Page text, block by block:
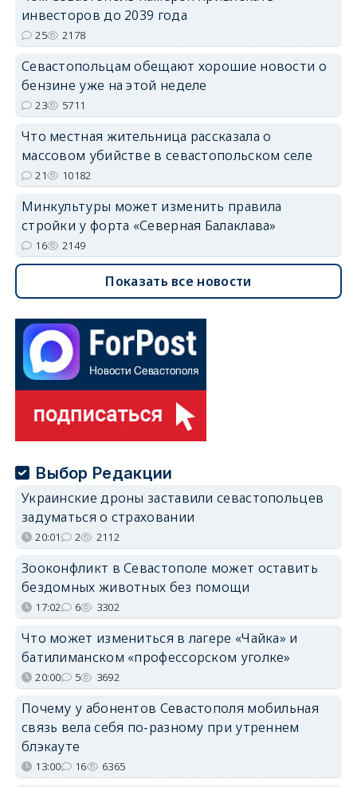
инвесторов до 2039 года
25 2178
Севастопольцам обещают хорошие новости о
бензине уже на этой неделе
23 5711
Что местная жительница рассказала о
массовом убийстве в севастопольском селе
21 10182
Минкультуры может изменить правила
стройки у форта «Северная Балаклава»
16 2149
Показать все новости
Выбор Редакции
Украинские дроны заставили севастопольцев
задуматься о страховании
20:01 2 2112
Зооконфликт в Севастополе может оставить
бездомных животных без помощи
17:02 6 3302
Что может измениться в лагере «Чайка» и
батилиманском «профессорском уголке»
20:00 5 3692
Почему у абонентов Севастополя мобильная
связь вела себя по-разному при утреннем
блэкауте
13:00 16 6365